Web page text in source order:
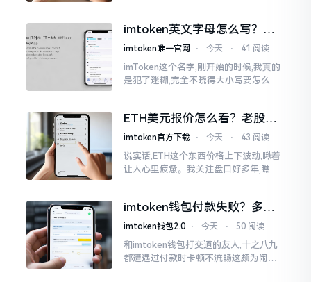
就得去寻觅电脑端的入口。
imtoken英文字母怎么写？正
确拼写看这里
imtoken唯一官网 ⋅ 今天 ⋅ 41 阅读
imToken这个名字,刚开始的时候,我真的
是犯了迷糊,完全不晓得大小写要怎么去
ETH美元报价怎么看？老股民
手把手教你盯盘
imtoken官方下载 ⋅ 今天 ⋅ 43 阅读
说实话,ETH这个东西价格上下波动,瞅着
让人心里疲惫。我关注盘口好多年,瞧见
判断。
imtoken钱包付款失败？多半
是这几个原因闹的
imtoken钱包2.0 ⋅ 今天 ⋅ 50 阅读
和imtoken钱包打交道的友人,十之八九
都遭遇过付款时卡顿不流畅这颇为闹心